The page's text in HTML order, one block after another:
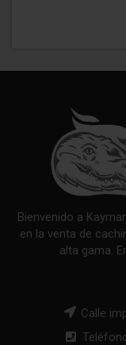
Bienvenido a
en la venta de
alta gama.
Calle